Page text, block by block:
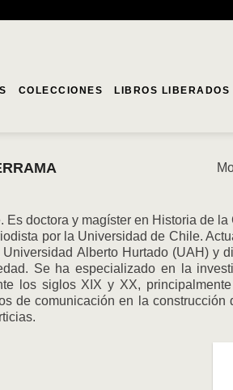
COLECCIONES LIBROS LIBERADOS
Es doctora y magíster en Historia de
por la Universidad de Chile.
Alberto Hurtado (UAH) y
Se ha especializado en la
los siglos XIX y XX,
de comunicación en la